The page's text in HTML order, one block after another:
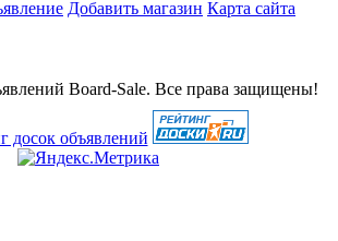
Добавить магазин Карта сайта
Board-Sale. Все права защищены!